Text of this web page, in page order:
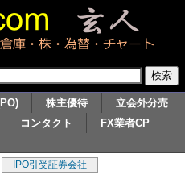
株主優待
立会外分売
コンタクト
FX業者CP
IPO引受証券会社